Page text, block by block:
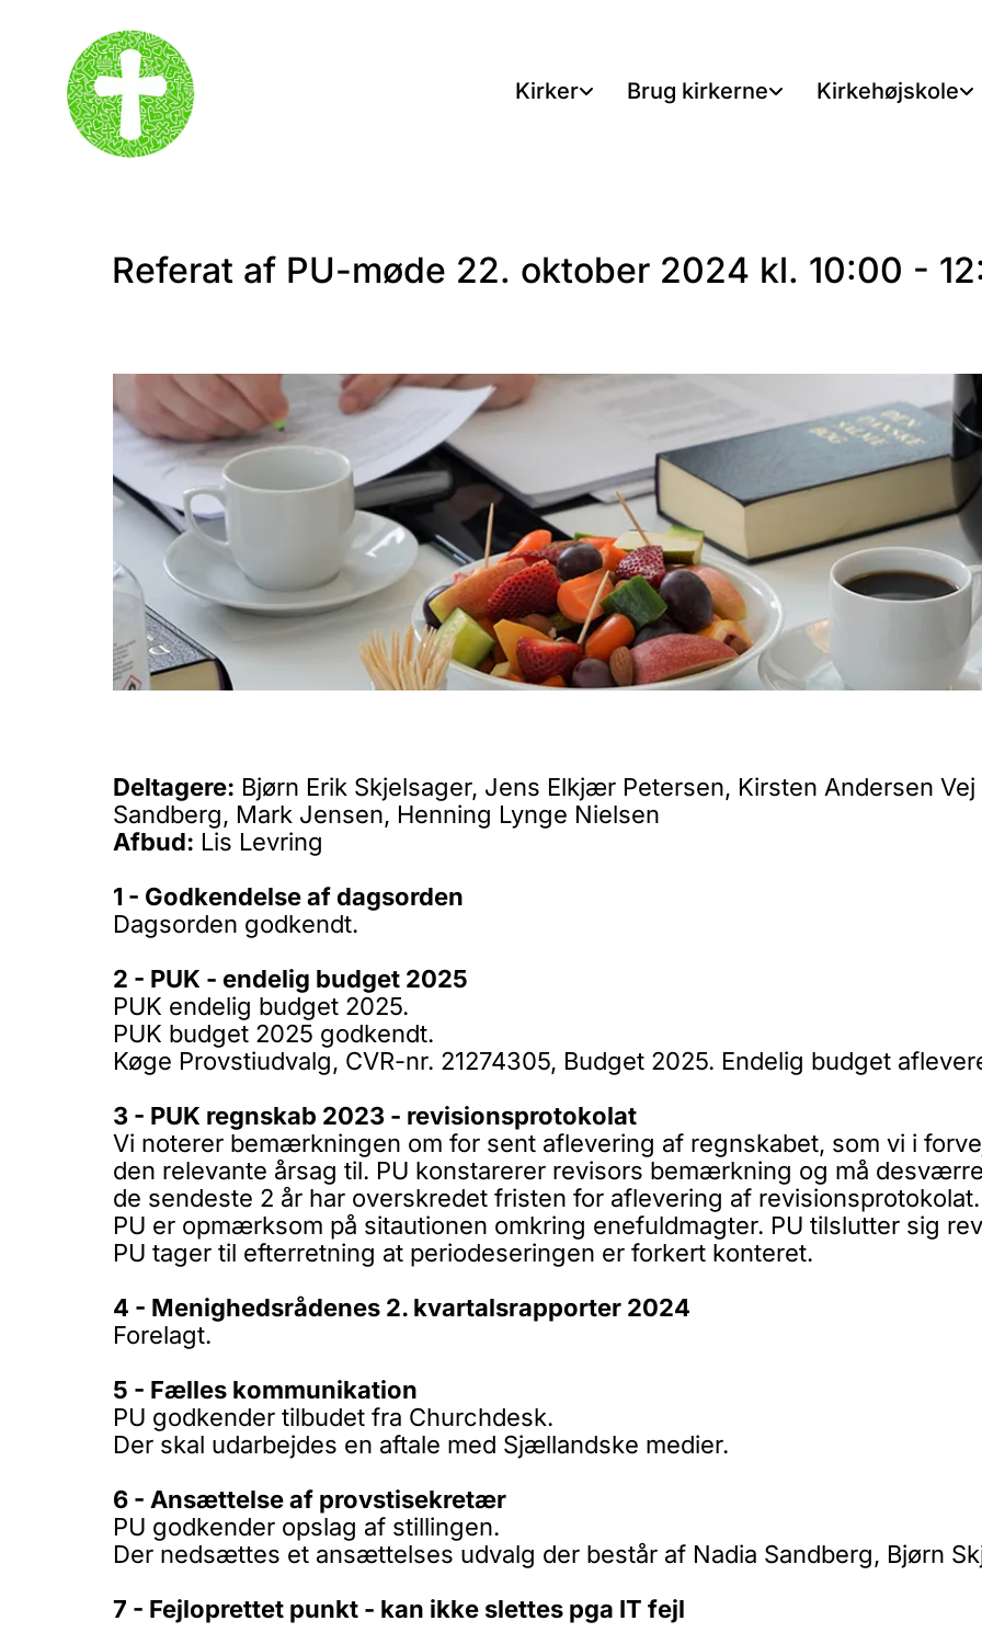
Kirker Brug kirkerne Kirkehøjskole
Referat af PU-møde 22. oktober 2024 kl. 10:00 -
Deltagere: Bjørn Erik Skjelsager, Jens Elkjær Petersen, Kirsten Andersen
Sandberg, Mark Jensen, Henning Lynge Nielsen
Afbud: Lis Levring
1 - Godkendelse af dagsorden
Dagsorden godkendt.
2 - PUK - endelig budget 2025
PUK endelig budget 2025.
PUK budget 2025 godkendt.
Køge Provstiudvalg, CVR-nr. 21274305, Budget 2025. Endelig budget
3 - PUK regnskab 2023 - revisionsprotokolat
Vi noterer bemærkningen om for sent aflevering af regnskabet, som vi i
den relevante årsag til. PU konstarerer revisors bemærkning og må
de sendeste 2 år har overskredet fristen for aflevering af revisionsprotokolat.
PU er opmærksom på sitautionen omkring enefuldmagter. PU tilslutter sig
PU tager til efterretning at periodeseringen er forkert konteret.
4 - Menighedsrådenes 2. kvartalsrapporter 2024
Forelagt.
5 - Fælles kommunikation
PU godkender tilbudet fra Churchdesk.
Der skal udarbejdes en aftale med Sjællandske medier.
6 - Ansættelse af provstisekretær
PU godkender opslag af stillingen.
Der nedsættes et ansættelses udvalg der består af Nadia Sandberg, Bjørn
7 - Fejloprettet punkt - kan ikke slettes pga IT fejl